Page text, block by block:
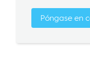
Póngase en